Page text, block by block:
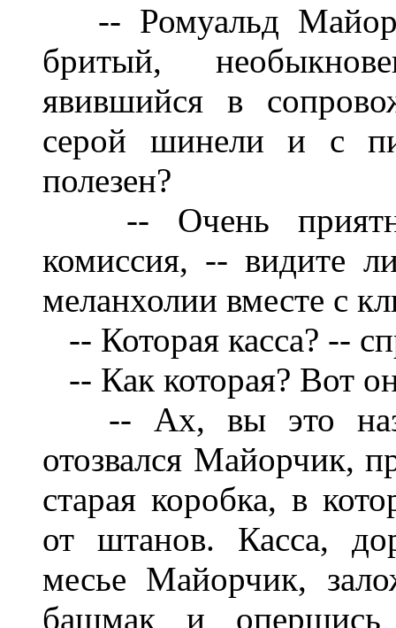
-- Ромуальд
бритый,
явившийся в
серой шинели и с
полезен?
-- Очень приятно,
комиссия, -- видите
меланхолии вместе с
-- Которая касса? --
-- Как которая? Вот
-- Ах, вы это
отозвался Майорчик,
старая коробка, в
от штанов. Касса,
месье Майорчик,
башмак и опершись